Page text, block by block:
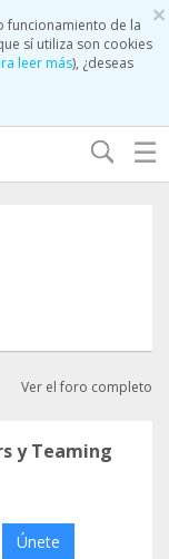
×
funcionamiento de la
sí utiliza son cookies
leer más), ¿deseas
☰
Ver el foro completo
y Teaming
Únete